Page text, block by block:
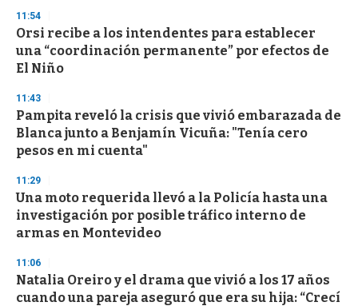
d
s
o
f
3
s
e
c
o
n
d
11:54
Orsi recibe a los intendentes para establecer
una “coordinación permanente” por efectos de
El Niño
11:43
Pampita reveló la crisis que vivió embarazada de
Blanca junto a Benjamín Vicuña: "Tenía cero
pesos en mi cuenta"
11:29
Una moto requerida llevó a la Policía hasta una
investigación por posible tráfico interno de
armas en Montevideo
11:06
Natalia Oreiro y el drama que vivió a los 17 años
cuando una pareja aseguró que era su hija: “Crecí